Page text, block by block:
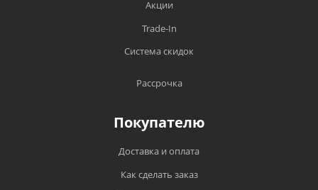
Акции
Trade-In
Система скидок
Рассрочка
Покупателю
Доставка и оплата
Как сделать заказ